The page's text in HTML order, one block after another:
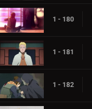
1 - 180
1 - 181
1 - 182